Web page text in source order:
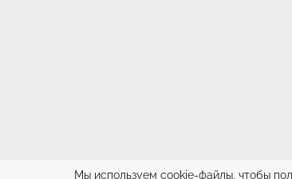
Мы используем cookie-файлы, чтобы